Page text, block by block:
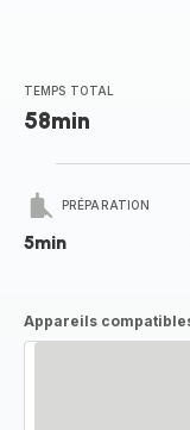
TEMPS TOTAL
58min
PRÉPARATION
5min
Appareils